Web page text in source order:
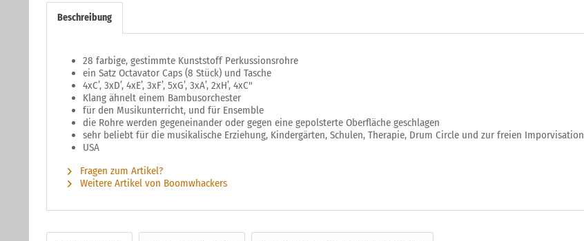
Beschreibung
28 farbige, gestimmte Kunststoff Perkussionsrohre
ein Satz Octavator Caps (8 Stück) und Tasche
4xC’, 3xD’, 4xE’, 3xF’, 5xG’, 3xA’, 2xH’, 4xC"
Klang ähnelt einem Bambusorchester
für den Musikunterricht, und für Ensemble
die Rohre werden gegeneinander oder gegen eine gepolsterte Oberfläche geschlagen
sehr beliebt für die musikalische Erziehung, Kindergärten, Schulen, Therapie, Drum Circle und zur freien Imporvisation
USA
Fragen zum Artikel?
Weitere Artikel von Boomwhackers